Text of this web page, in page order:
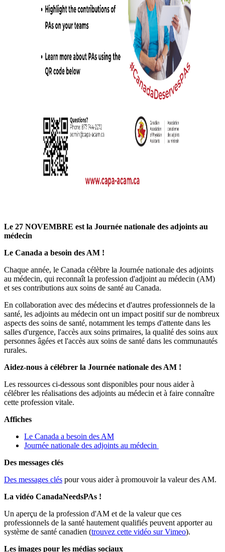
Le 27 NOVEMBRE est la Journée nationale des adjoints au
médecin
Le Canada a besoin des AM !
Chaque année, le Canada célèbre la Journée nationale des adjoints
au médecin, qui reconnaît la profession d'adjoint au médecin (AM)
et ses contributions aux soins de santé au Canada.
En collaboration avec des médecins et d'autres professionnels de la
santé, les adjoints au médecin ont un impact positif sur de nombreux
aspects des soins de santé, notamment les temps d'attente dans les
salles d'urgence, l'accès aux soins primaires, la qualité des soins aux
personnes âgées et l'accès aux soins de santé dans les communautés
rurales.
Aidez-nous à célébrer la Journée nationale des AM !
Les ressources ci-dessous sont disponibles pour nous aider à
célébrer les réalisations des adjoints au médecin et à faire connaître
cette profession vitale.
Affiches
Le Canada a besoin des AM
Journée nationale des adjoints au médecin
Des messages clés
Des messages clés pour vous aider à promouvoir la valeur des AM.
La vidéo CanadaNeedsPAs !
Un aperçu de la profession d'AM et de la valeur que ces
professionnels de la santé hautement qualifiés peuvent apporter au
système de santé canadien (trouvez cette vidéo sur Vimeo).
Les images pour les médias sociaux